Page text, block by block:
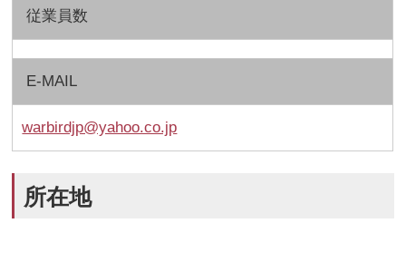
従業員数
E-MAIL
warbirdjp@yahoo.co.jp
所在地